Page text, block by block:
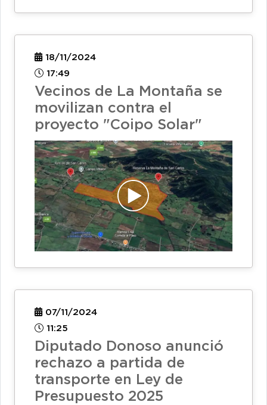
18/11/2024
17:49
Vecinos de La Montaña se
movilizan contra el
proyecto "Coipo Solar"
07/11/2024
11:25
Diputado Donoso anunció
rechazo a partida de
transporte en Ley de
Presupuesto 2025